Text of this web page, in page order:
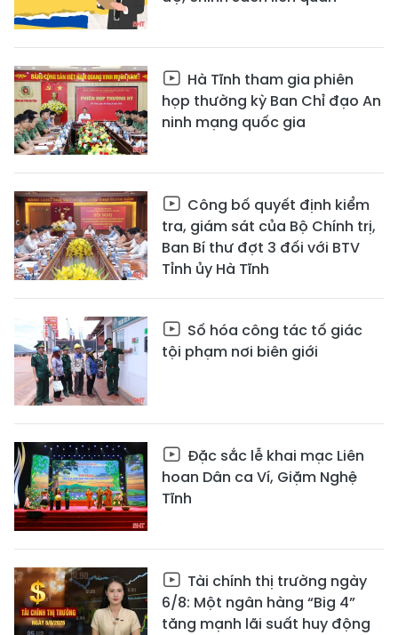
Hà Tĩnh tham gia phiên
họp thường kỳ Ban Chỉ đạo An
ninh mạng quốc gia
Công bố quyết định kiểm
tra, giám sát của Bộ Chính trị,
Ban Bí thư đợt 3 đối với BTV
Tỉnh ủy Hà Tĩnh
Số hóa công tác tố giác
tội phạm nơi biên giới
Đặc sắc lễ khai mạc Liên
hoan Dân ca Ví, Giặm Nghệ
Tĩnh
Tài chính thị trường ngày
6/8: Một ngân hàng “Big 4”
tăng mạnh lãi suất huy động